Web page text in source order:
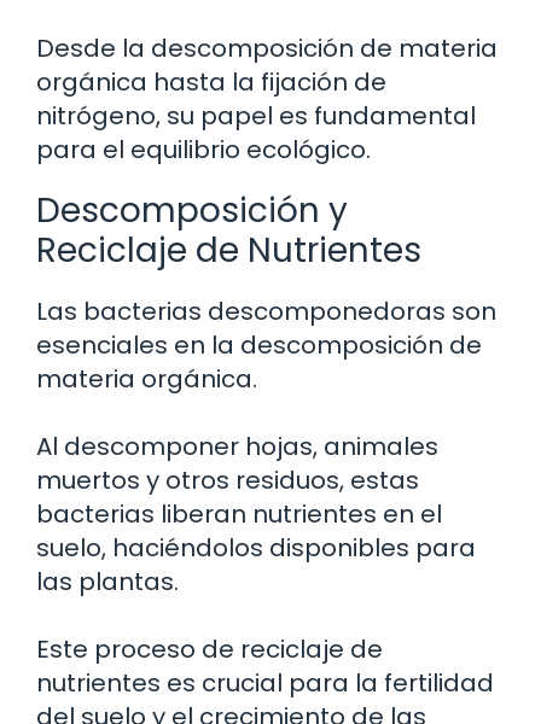
Desde la descomposición de materia
orgánica hasta la fijación de
nitrógeno, su papel es fundamental
para el equilibrio ecológico.
Descomposición y
Reciclaje de Nutrientes
Las bacterias descomponedoras son
esenciales en la descomposición de
materia orgánica.
Al descomponer hojas, animales
muertos y otros residuos, estas
bacterias liberan nutrientes en el
suelo, haciéndolos disponibles para
las plantas.
Este proceso de reciclaje de
nutrientes es crucial para la fertilidad
del suelo y el crecimiento de las